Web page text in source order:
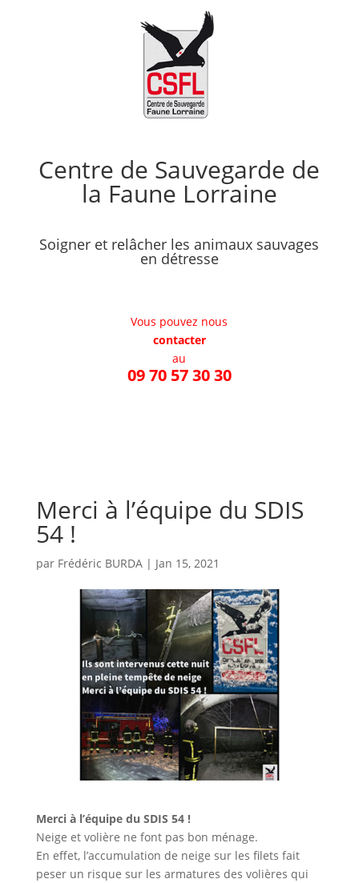
Centre de Sauvegarde de
la Faune Lorraine
Soigner et relâcher les animaux sauvages
en détresse
Vous pouvez nous
contacter
au
09 70 57 30 30
Merci à l’équipe du SDIS
54 !
par Frédéric BURDA| Jan 15, 2021
Merci à l’équipe du SDIS 54 !
Neige et volière ne font pas bon ménage.
En effet, l’accumulation de neige sur les filets fait
peser un risque sur les armatures des volières qui